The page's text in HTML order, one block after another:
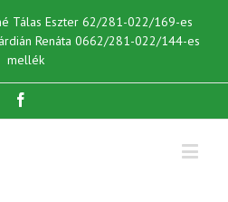
Tálas Eszter 62/281-022/169-es
Renáta 0662/281-022/144-es
mellék